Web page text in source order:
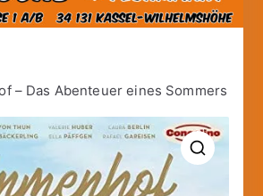
– Das Abenteuer eines Sommers